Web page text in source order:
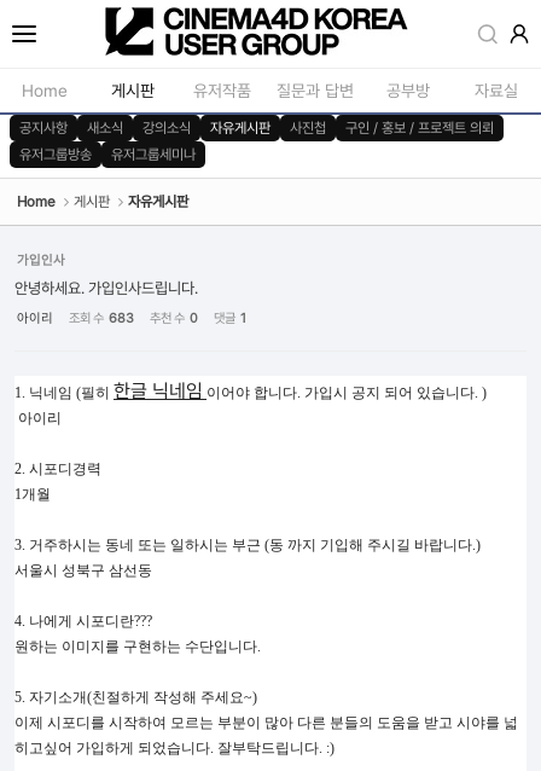
Home 게시판
공지사항
새소식
자유게시판
사진첩
유저작품 질문과 답변 공부방 자료실
공지사항 새소식 강의소식 자유게시판 사진첩
구인 / 홍보 / 프로젝트 의뢰
유저그룹방송
유저그룹세미나
Home 게시판 자유게시판
가입인사
안녕하세요. 가입인사드립니다.
아이리 조회 수 683 추천 수 0 댓글 1
1. 닉네임 (필히 한글 닉네임 이어야 합니다. 가입시 공지 되어 있습니다. )
아이리
2. 시포디경력
1개월
3. 거주하시는 동네 또는 일하시는 부근 (동 까지 기입해 주시길 바랍니다.)
서울시 성북구 삼선동
4. 나에게 시포디란???
원하는 이미지를 구현하는 수단입니다.
5. 자기소개(친절하게 작성해 주세요~)
이제 시포디를 시작하여 모르는 부분이 많아 다른 분들의 도움을 받고 시야를 넓
히고싶어 가입하게 되었습니다. 잘부탁드립니다. :)
Sketchbook5, 스케치북5
Sketchbook5, 스케치북5